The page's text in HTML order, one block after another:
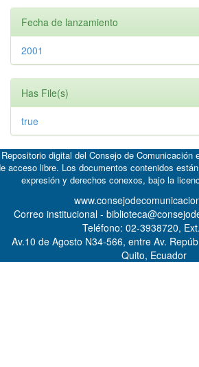
Fecha de lanzamiento
2001
Has File(s)
true
digital del Consejo de Comunicación
acceso libre. Los documentos contenidos
expresión y derechos conexos, bajo la
Correo institucional -
Teléfono: 02-3938720,
Av.10 de Agosto N34-566, entre Av.
Quito, Ecuador